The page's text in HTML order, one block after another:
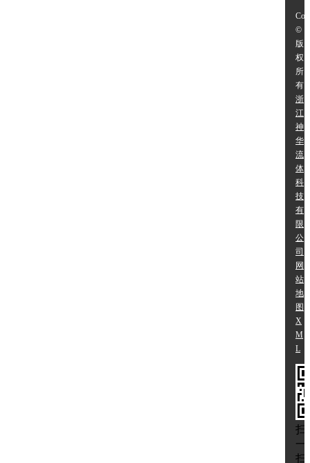
©
版
权
所
有:
浙
江
神
华
流
体
科
技
有
限
公
司
网
站
地
图
X
M
L
扫
一
扫